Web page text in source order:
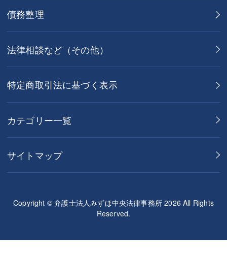
債務整理
法律相談など（その他）
特定商取引法に基づく表示
カテゴリー一覧
サイトマップ
Copyright © 弁護士法人みずほ中央法律事務所 2026 All Rights
Reserved.